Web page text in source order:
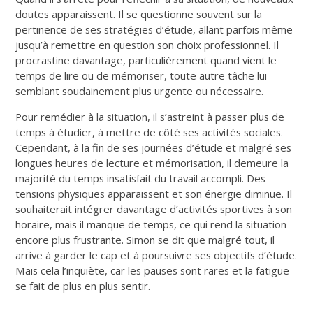
doutes apparaissent. Il se questionne souvent sur la
pertinence de ses stratégies d’étude, allant parfois même
jusqu’à remettre en question son choix professionnel. Il
procrastine davantage, particulièrement quand vient le
temps de lire ou de mémoriser, toute autre tâche lui
semblant soudainement plus urgente ou nécessaire.
Pour remédier à la situation, il s’astreint à passer plus de
temps à étudier, à mettre de côté ses activités sociales.
Cependant, à la fin de ses journées d’étude et malgré ses
longues heures de lecture et mémorisation, il demeure la
majorité du temps insatisfait du travail accompli. Des
tensions physiques apparaissent et son énergie diminue. Il
souhaiterait intégrer davantage d’activités sportives à son
horaire, mais il manque de temps, ce qui rend la situation
encore plus frustrante. Simon se dit que malgré tout, il
arrive à garder le cap et à poursuivre ses objectifs d’étude.
Mais cela l’inquiète, car les pauses sont rares et la fatigue
se fait de plus en plus sentir.